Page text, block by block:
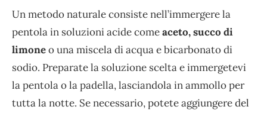
Un metodo naturale consiste nell’immergere la
pentola in soluzioni acide comeaceto, succo di
limoneo una miscela di acqua e bicarbonato di
sodio. Preparate la soluzione scelta e immergetevi
la pentola o la padella, lasciandola in ammollo per
tutta la notte. Se necessario, potete aggiungere del